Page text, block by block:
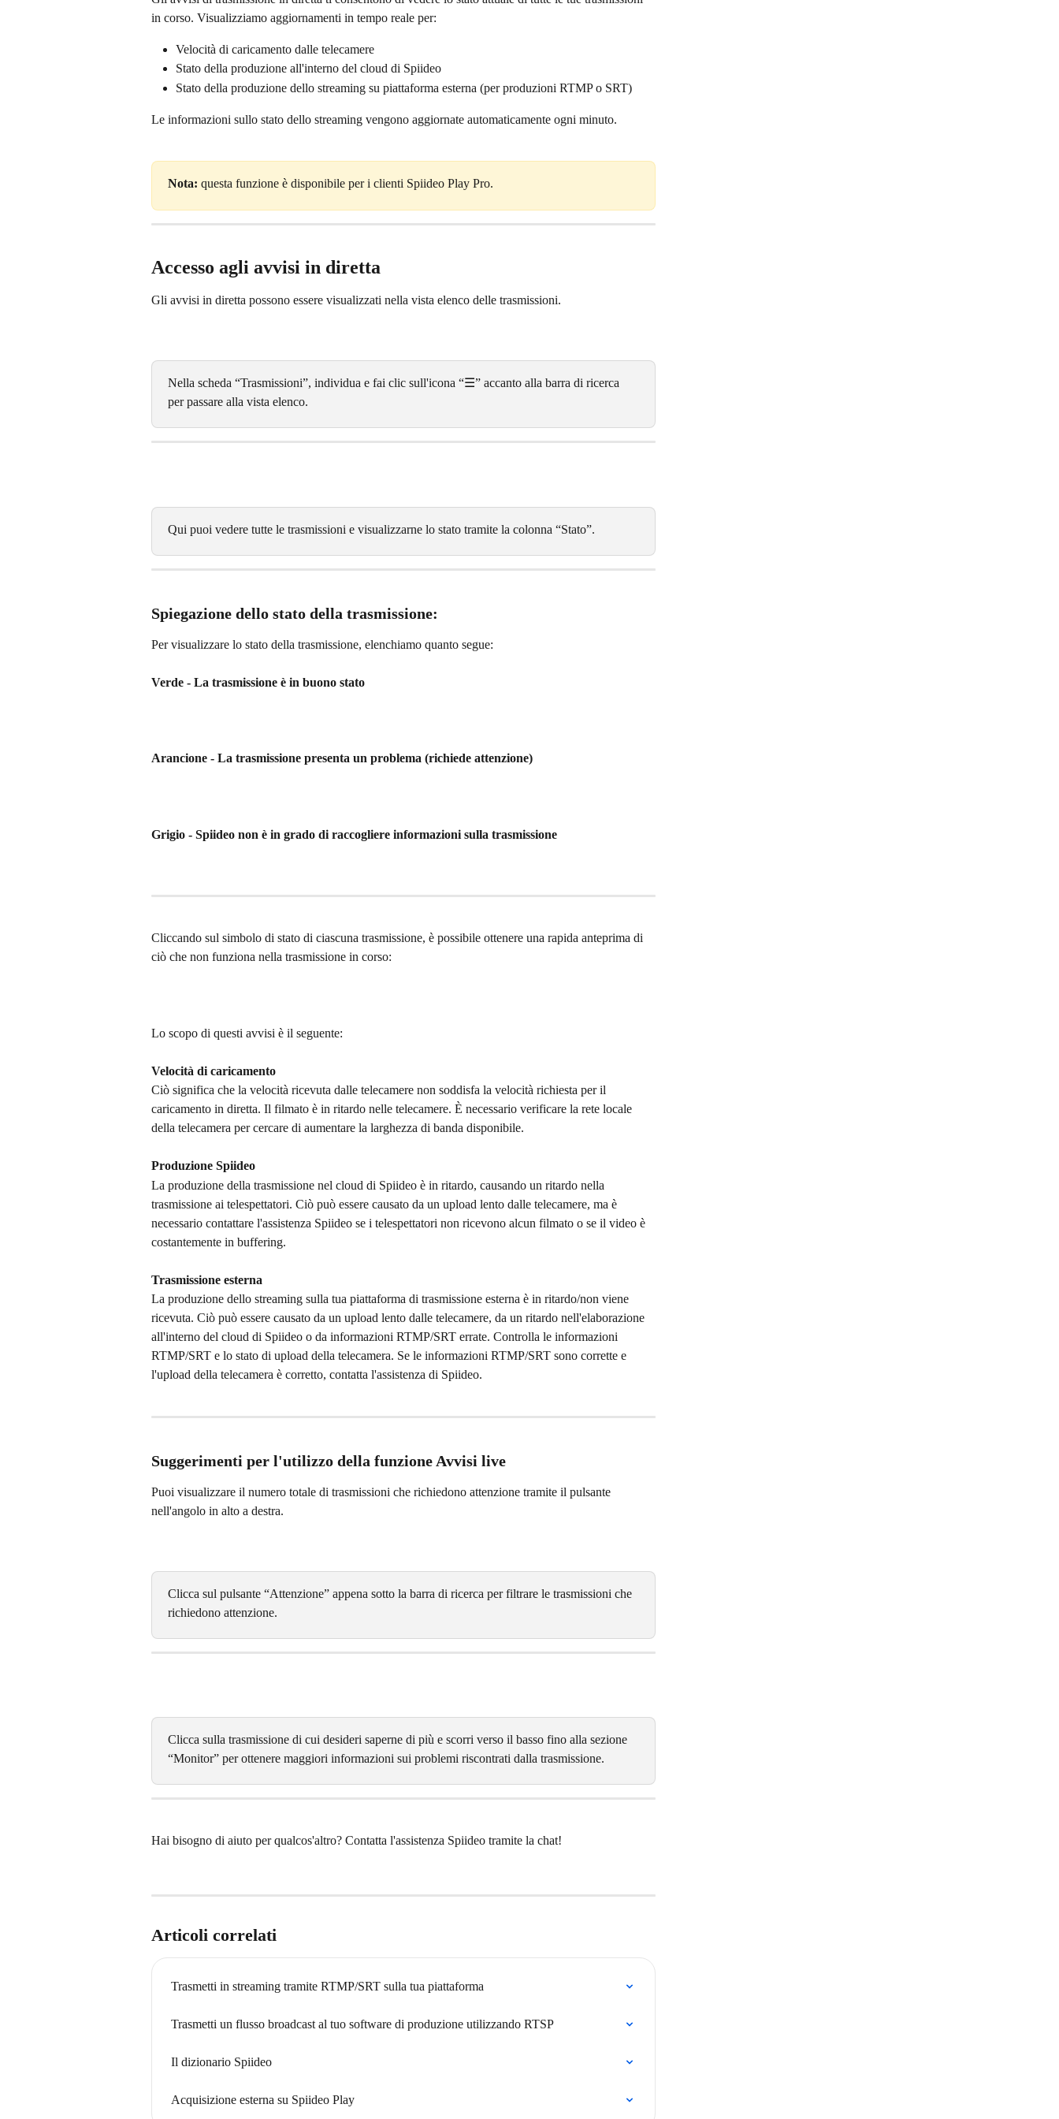
in corso. Visualizziamo aggiornamenti in tempo reale per:
Velocità di caricamento dalle telecamere
Stato della produzione all'interno del cloud di Spiideo
Stato della produzione dello streaming su piattaforma esterna (per produzioni RTMP o SRT)
Le informazioni sullo stato dello streaming vengono aggiornate automaticamente ogni minuto.
Nota: questa funzione è disponibile per i clienti Spiideo Play Pro.
Accesso agli avvisi in diretta
Gli avvisi in diretta possono essere visualizzati nella vista elenco delle trasmissioni.
Nella scheda “Trasmissioni”, individua e fai clic sull'icona “☰” accanto alla barra di ricerca
per passare alla vista elenco.
Qui puoi vedere tutte le trasmissioni e visualizzarne lo stato tramite la colonna “Stato”.
Spiegazione dello stato della trasmissione:
Per visualizzare lo stato della trasmissione, elenchiamo quanto segue:
Verde - La trasmissione è in buono stato
Arancione - La trasmissione presenta un problema (richiede attenzione)
Grigio - Spiideo non è in grado di raccogliere informazioni sulla trasmissione
Cliccando sul simbolo di stato di ciascuna trasmissione, è possibile ottenere una rapida anteprima di
ciò che non funziona nella trasmissione in corso:
Lo scopo di questi avvisi è il seguente:
Velocità di caricamento
Ciò significa che la velocità ricevuta dalle telecamere non soddisfa la velocità richiesta per il
caricamento in diretta. Il filmato è in ritardo nelle telecamere. È necessario verificare la rete locale
della telecamera per cercare di aumentare la larghezza di banda disponibile.
Produzione Spiideo
La produzione della trasmissione nel cloud di Spiideo è in ritardo, causando un ritardo nella
trasmissione ai telespettatori. Ciò può essere causato da un upload lento dalle telecamere, ma è
necessario contattare l'assistenza Spiideo se i telespettatori non ricevono alcun filmato o se il video è
costantemente in buffering.
Trasmissione esterna
La produzione dello streaming sulla tua piattaforma di trasmissione esterna è in ritardo/non viene
ricevuta. Ciò può essere causato da un upload lento dalle telecamere, da un ritardo nell'elaborazione
all'interno del cloud di Spiideo o da informazioni RTMP/SRT errate. Controlla le informazioni
RTMP/SRT e lo stato di upload della telecamera. Se le informazioni RTMP/SRT sono corrette e
l'upload della telecamera è corretto, contatta l'assistenza di Spiideo.
Suggerimenti per l'utilizzo della funzione Avvisi live
Puoi visualizzare il numero totale di trasmissioni che richiedono attenzione tramite il pulsante
nell'angolo in alto a destra.
Clicca sul pulsante “Attenzione” appena sotto la barra di ricerca per filtrare le trasmissioni che
richiedono attenzione.
Clicca sulla trasmissione di cui desideri saperne di più e scorri verso il basso fino alla sezione
“Monitor” per ottenere maggiori informazioni sui problemi riscontrati dalla trasmissione.
Hai bisogno di aiuto per qualcos'altro? Contatta l'assistenza Spiideo tramite la chat!
Articoli correlati
Trasmetti in streaming tramite RTMP/SRT sulla tua piattaforma
Trasmetti un flusso broadcast al tuo software di produzione utilizzando RTSP
Il dizionario Spiideo
Acquisizione esterna su Spiideo Play